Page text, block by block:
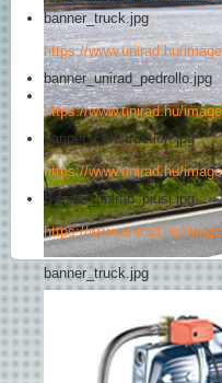
banner_truck.jpg
banner_truck.jpg
https://www.unirad.hu/
banner_unirad_pedrollo.jpg
https://www.unirad.hu/
banner_construction.jpg
https://www.unirad.hu/
Banner_unirad_piusi.jpg
https://www.unirad.hu/